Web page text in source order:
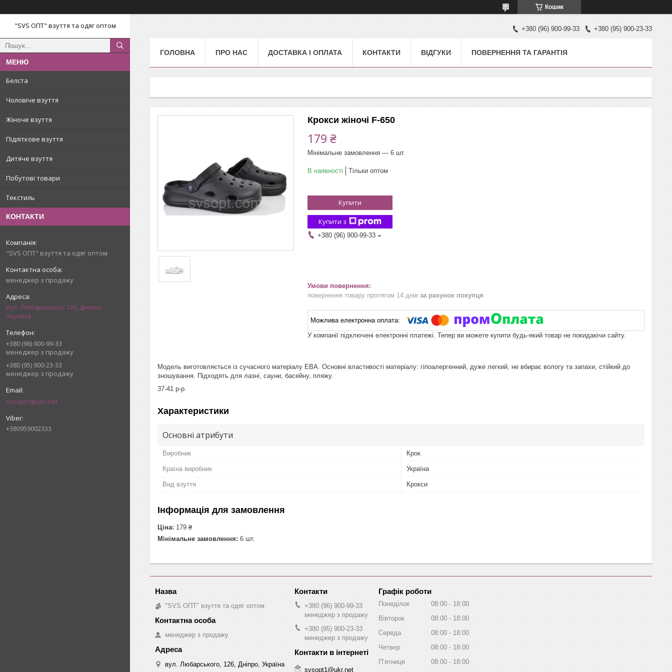
Кошик
"SVS ОПТ" взуття та одяг оптом
Белста
Чоловіче взуття
Жіноче взуття
Підліткове взуття
Дитяче взуття
Побутові товари
Текстиль
КОНТАКТИ
"SVS ОПТ" взуття та одяг оптом
менеджер з продажу
вул. Любарського, 126, Дніпро,
Україна
+380 (96) 900-99-33
менеджер з продажу
+380 (95) 900-23-33
менеджер з продажу
svsopt1@ukr.net
+380959002333
+380 (96) 900-99-33 +380 (95) 900-23-33
ГОЛОВНА ПРО НАС ДОСТАВКА І ОПЛАТА КОНТАКТИ ВІДГУКИ ПОВЕРНЕННЯ ТА ГАРАНТІЯ
Крокси жіночі F-650
179 ₴
Мінімальне замовлення — 6 шт.
В наявності Тільки оптом
Купити
Купити з
+380 (96) 900-99-33
повернення товару протягом 14 днів за рахунок покупця
У компанії підключені електронні платежі. Тепер ви можете купити будь-який товар не покидаючи сайту.
Модель виготовляється із сучасного матеріалу ЕВА. Основні властивості матеріалу: гіпоалергенний, дуже легкий, не вбирає вологу та запахи, стійкий до
зношування. Підходять для лазні, сауни, басейну, пляжу.
37-41 р-р.
Характеристики
Основні атрибути
Виробник Крок
Країна виробник Україна
Вид взуття Крокси
Інформація для замовлення
Ціна: 179 ₴
Мінімальне замовлення: 6 шт.
"SVS ОПТ" взуття та одяг оптом
менеджер з продажу
вул. Любарського, 126, Дніпро, Україна
+380 (96) 900-99-33
менеджер з продажу
+380 (95) 900-23-33
менеджер з продажу
svsopt1@ukr.net
Графік роботи
Понеділок 08:00
18:00
Вівторок
08:00
18:00
Середа
08:00
18:00
Четвер
08:00
18:00
Пʼятниця
08:00 18:00